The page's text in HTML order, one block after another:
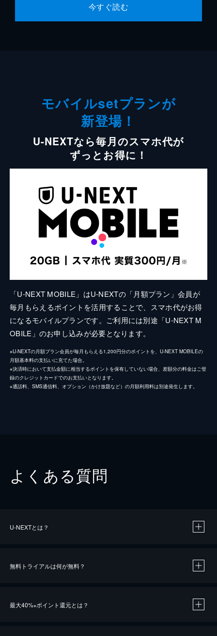
今すぐ読む
モバイルsetプランが
新登場！
U-NEXTなら毎月のスマホ代が
ずっとお得に！
「U-NEXT MOBILE」はU-NEXTの「月額プラン」会員が
毎月もらえるポイントを活用することで、スマホ代がお得
になるモバイルプランです。ご利用には別途「U-NEXT M
OBILE」のお申し込みが必要となります。
※U-NEXTの月額プラン会員が毎月もらえる1,200円分のポイントを、U-NEXT MOBILEの
月額基本料の支払いに充てた場合。
※決済時において支払金額に相当するポイントを保有していない場合、差額分の料金はご登
録のクレジットカードでのお支払いとなります。
※通話料、SMS通信料、オプション（かけ放題など）の月額利用料は別途発生します。
よくある質問
U-NEXTとは？
無料トライアルは何が無料？
最大40%※ポイント還元とは？